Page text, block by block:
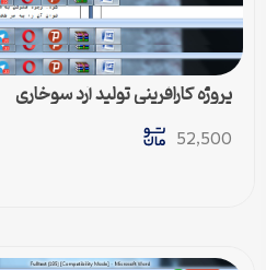
پروژه کارافرینی تولید آرد سوخاری
52,500